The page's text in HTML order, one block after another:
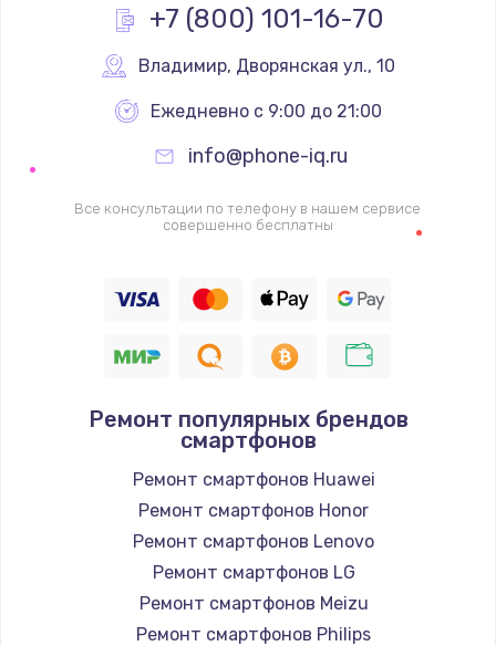
1600 руб.
Заказать
Ремонт цепей питания
2500 руб.
750 руб.
Заказать
Установка драйверов
725 руб.
Заказать
Замена вебкамеры
1260 руб.
Заказать
Ремонт петель крышки
+7 (800) 101-16-70
Владимир, Дворянская ул., 10
Ежедневно с 9:00 до 21:00
info@phone-iq.ru
Все консультации по телефону в нашем сервисе
совершенно бесплатны
Ремонт популярных брендов
смартфонов
Ремонт смартфонов Huawei
Ремонт смартфонов Honor
Ремонт смартфонов Lenovo
Ремонт смартфонов LG
Ремонт смартфонов Meizu
Ремонт смартфонов Philips